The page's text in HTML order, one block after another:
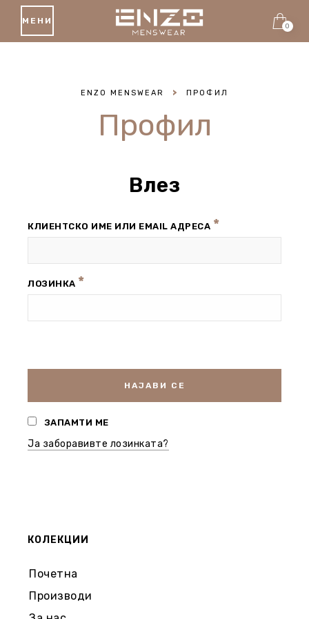
МЕНИ
0
ENZO MENSWEAR > ПРОФИЛ
Профил
Влез
КЛИЕНТСКО ИМЕ ИЛИ EMAIL АДРЕСА *
ЛОЗИНКА *
НАЈАВИ СЕ
ЗАПАМТИ МЕ
Ја заборавивте лозинката?
КОЛЕКЦИИ
Почетна
Производи